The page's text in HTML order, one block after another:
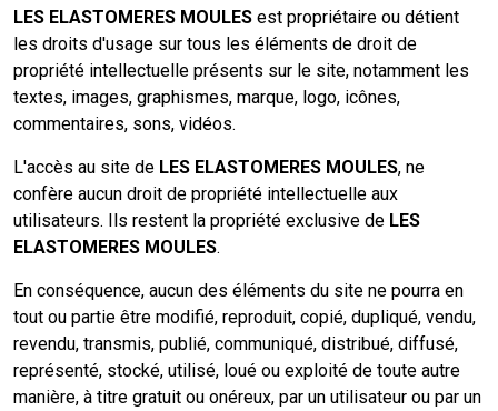
LES ELASTOMERES MOULES est propriétaire ou détient
les droits d'usage sur tous les éléments de droit de
propriété intellectuelle présents sur le site, notamment les
textes, images, graphismes, marque, logo, icônes,
commentaires, sons, vidéos.
L'accès au site de LES ELASTOMERES MOULES, ne
confère aucun droit de propriété intellectuelle aux
utilisateurs. Ils restent la propriété exclusive de LES
ELASTOMERES MOULES.
En conséquence, aucun des éléments du site ne pourra en
tout ou partie être modifié, reproduit, copié, dupliqué, vendu,
revendu, transmis, publié, communiqué, distribué, diffusé,
représenté, stocké, utilisé, loué ou exploité de toute autre
manière, à titre gratuit ou onéreux, par un utilisateur ou par un